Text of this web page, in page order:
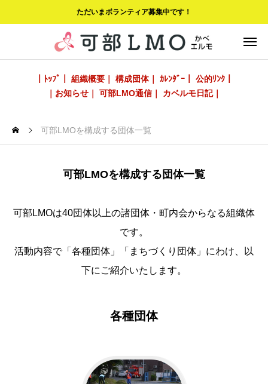
ただいまボランティア募集中です！
｜ﾄｯﾌﾟ｜ 組織概要｜ 構成団体｜ ｶﾚﾝﾀﾞｰ｜
公的ﾘﾝｸ｜
｜お知らせ｜
可部LMO通信｜ カベルモ日記｜
可部LMOを構成する団体一覧
可部LMOを構成する団体一覧
可部LMOは40団体以上の諸団体・町内会からなる組織体
です。
活動内容で「各種団体」「まちづくり団体」にわけ、以
下にご紹介いたします。
各種団体